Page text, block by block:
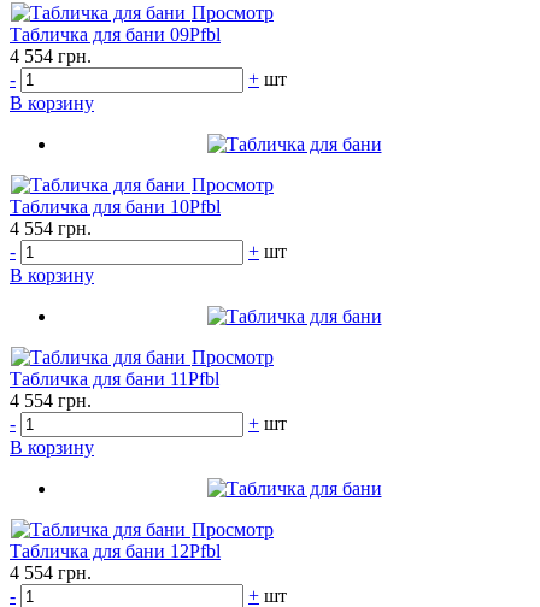
Просмотр
Табличка для бани 09Pfbl
4 554 грн.
-
+ шт
В корзину
Просмотр
Табличка для бани 10Pfbl
4 554 грн.
-
+ шт
В корзину
Просмотр
Табличка для бани 11Pfbl
4 554 грн.
-
+ шт
В корзину
Просмотр
Табличка для бани 12Pfbl
4 554 грн.
-
+ шт